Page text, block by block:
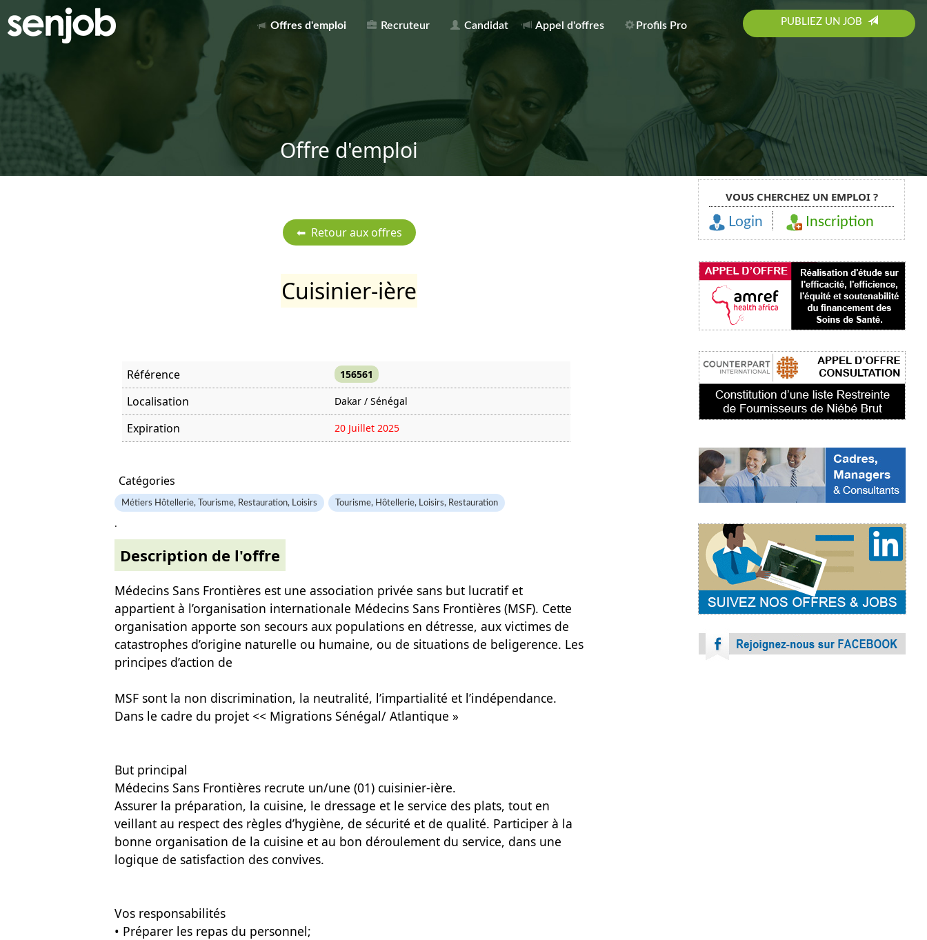
Offres d'emploi Recruteur Candidat Appel d'offres Profils Pro PUBLIEZ UN JOB
Offre d'emploi
Cuisinier-ière
Référence 156561
Localisation Dakar / Sénégal
Expiration 20 Juillet 2025
Catégories
Métiers Hôtellerie, Tourisme, Restauration, Loisirs Tourisme, Hôtellerie, Loisirs, Restauration
.
Description de l'offre
Médecins Sans Frontières est une association privée sans but lucratif et
appartient à l’organisation internationale Médecins Sans Frontières (MSF). Cette
organisation apporte son secours aux populations en détresse, aux victimes de
catastrophes d’origine naturelle ou humaine, ou de situations de beligerence. Les
principes d’action de
MSF sont la non discrimination, la neutralité, l’impartialité et l’indépendance.
Dans le cadre du projet << Migrations Sénégal/ Atlantique »
But principal
Médecins Sans Frontières recrute un/une (01) cuisinier-ière.
Assurer la préparation, la cuisine, le dressage et le service des plats, tout en
veillant au respect des règles d’hygiène, de sécurité et de qualité. Participer à la
bonne organisation de la cuisine et au bon déroulement du service, dans une
logique de satisfaction des convives.
Vos responsabilités
• Préparer les repas du personnel;
VOUS CHERCHEZ UN EMPLOI ?
Login Inscription